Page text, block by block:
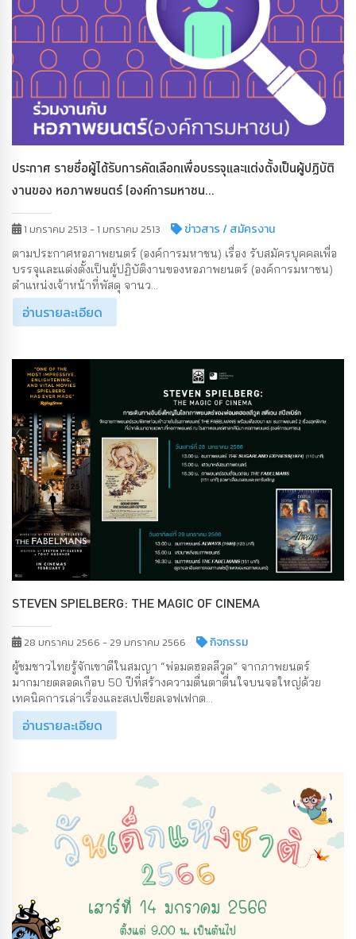
ประกาศ รายชื่อผู้ได้รับการคัดเลือกเพื่อบรรจุและแต่งตั้งเป็นผู้ปฏิบัติ
งานของ หอภาพยนตร์ (องค์การมหาชน...
1 มกราคม 2513 - 1 มกราคม 2513 ข่าวสาร/ สมัครงาน
ตามประกาศหอภาพยนตร์ (องค์การมหาชน) เรื่อง รับสมัครบุคคลเพื่อ
บรรจุและแต่งตั้งเป็นผู้ปฏิบัติงานของหอภาพยนตร์ (องค์การมหาชน)
ตำแหน่งเจ้าหน้าที่พัสดุ จานว...
อ่านรายละเอียด
STEVEN SPIELBERG: THE MAGIC OF CINEMA
28 มกราคม 2566 - 29 มกราคม 2566 กิจกรรม
ผู้ชมชาวไทยรู้จักเขาดีในสมญา “พ่อมดฮอลลีวูด” จากภาพยนตร์
มากมายตลอดเกือบ 50 ปีที่สร้างความตื่นตาตื่นใจบนจอใหญ่ด้วย
เทคนิคการเล่าเรื่องและสเปเชียลเอฟเฟกต...
อ่านรายละเอียด